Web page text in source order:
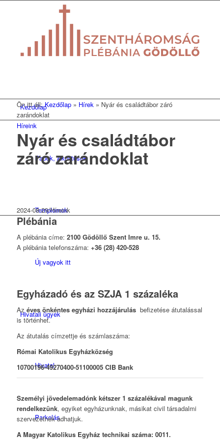
Kezdőlap
Papok, Akolitusok
Templomok
Új vagyok itt
Hivatali ügyek
Hivatal
Parkolás
Ön itt áll: Kezdőlap » Hírek » Nyár és családtábor záró
zarándoklat
Híreink
Nyár és családtábor
záró zarándoklat
2024-08-29/Híreink
Plébánia
A plébánia címe: 2100 Gödöllő Szent Imre u. 15.
A plébánia telefonszáma: +36 (28) 420-528
Egyházadó és az SZJA 1 százaléka
Az éves önkéntes egyházi hozzájárulás befizetése átutalással
is történhet.
Az átutalás címzettje és számlaszáma:
Római Katolikus Egyházközség
10700196-49270400-51100005 CIB Bank
Személyi jövedelemadónk kétszer 1 százalékával magunk
rendelkezünk, egyiket egyházunknak, másikat civil társadalmi
szervezetnek adhatjuk.
A Magyar Katolikus Egyház technikai száma: 0011.